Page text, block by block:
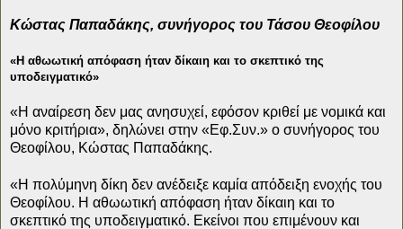
Κώστας Παπαδάκης, συνήγορος του Τάσου Θεοφίλου
«Η αθωωτική απόφαση ήταν δίκαιη και το σκεπτικό της
υποδειγματικό»
«Η αναίρεση δεν μας ανησυχεί, εφόσον κριθεί με νομικά και
μόνο κριτήρια», δηλώνει στην «Εφ.Συν.» ο συνήγορος του
Θεοφίλου, Κώστας Παπαδάκης.
«Η πολύμηνη δίκη δεν ανέδειξε καμία απόδειξη ενοχής του
Θεοφίλου. Η αθωωτική απόφαση ήταν δίκαιη και το
σκεπτικό της υποδειγματικό. Εκείνοι που επιμένουν και